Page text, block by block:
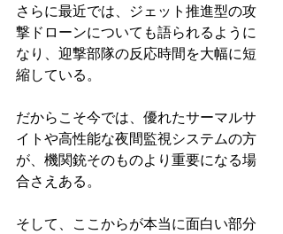
さらに最近では、ジェット推進型の攻
撃ドローンについても語られるように
なり、迎撃部隊の反応時間を大幅に短
縮している。
だからこそ今では、優れたサーマルサ
イトや高性能な夜間監視システムの方
が、機関銃そのものより重要になる場
合さえある。
そして、ここからが本当に面白い部分